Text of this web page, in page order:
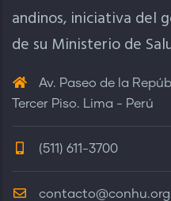
andinos, iniciativa del
de su Ministerio de
Av. Paseo de la
Tercer Piso. Lima - Perú
(511) 611-3700